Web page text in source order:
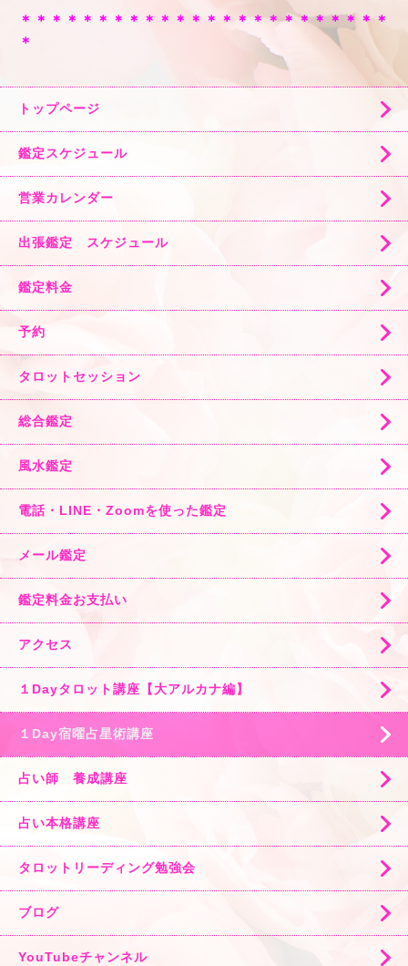
＊＊＊＊＊＊＊＊＊＊＊＊＊＊＊＊＊＊＊＊＊＊＊＊
＊
トップページ
鑑定スケジュール
営業カレンダー
出張鑑定 スケジュール
鑑定料金
予約
タロットセッション
総合鑑定
風水鑑定
電話・LINE・Zoomを使った鑑定
メール鑑定
鑑定料金お支払い
アクセス
１Dayタロット講座【大アルカナ編】
１Day宿曜占星術講座
占い師 養成講座
占い本格講座
タロットリーディング勉強会
ブログ
YouTubeチャンネル